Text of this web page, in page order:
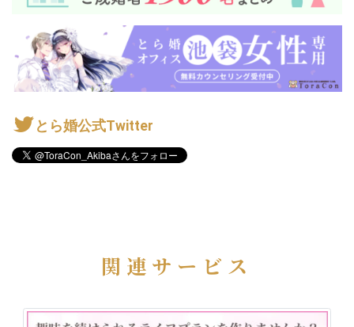
とら婚公式Twitter
関連サービス